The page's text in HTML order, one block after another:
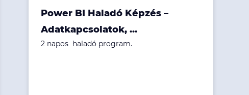
Power BI Haladó Képzés –
Adatkapcsolatok, ...
2 napos haladó program.